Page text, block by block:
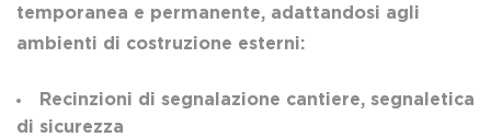
temporanea e permanente, adattandosi agli
ambienti di costruzione esterni:
Recinzioni di segnalazione cantiere, segnaletica
di sicurezza